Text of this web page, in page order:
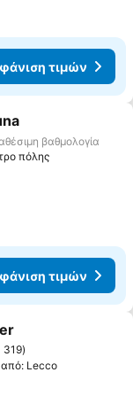
τιμών
αγαπημένα
βαθμολογία
πόλης
τιμών
αγαπημένα
319
από: Lecco